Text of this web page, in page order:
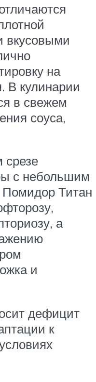
вкусовыми
на
В кулинарии
в свежем
соуса,
срезе
с небольшим
Помидор Титан
а
и
дефицит
к